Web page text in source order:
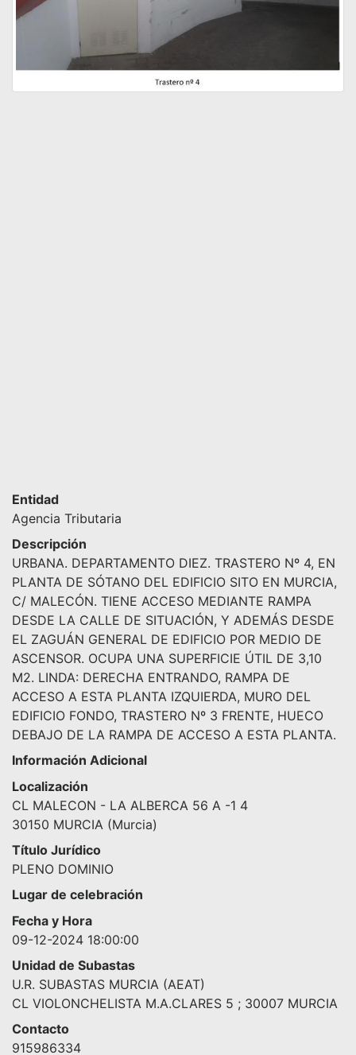
Entidad
Agencia Tributaria
Descripción
URBANA. DEPARTAMENTO DIEZ. TRASTERO Nº 4, EN
PLANTA DE SÓTANO DEL EDIFICIO SITO EN MURCIA,
C/ MALECÓN. TIENE ACCESO MEDIANTE RAMPA
DESDE LA CALLE DE SITUACIÓN, Y ADEMÁS DESDE
EL ZAGUÁN GENERAL DE EDIFICIO POR MEDIO DE
ASCENSOR. OCUPA UNA SUPERFICIE ÚTIL DE 3,10
M2. LINDA: DERECHA ENTRANDO, RAMPA DE
ACCESO A ESTA PLANTA IZQUIERDA, MURO DEL
EDIFICIO FONDO, TRASTERO Nº 3 FRENTE, HUECO
DEBAJO DE LA RAMPA DE ACCESO A ESTA PLANTA.
Información Adicional
Localización
CL MALECON - LA ALBERCA 56 A -1 4
30150 MURCIA (Murcia)
Título Jurídico
PLENO DOMINIO
Lugar de celebración
Fecha y Hora
09-12-2024 18:00:00
Unidad de Subastas
U.R. SUBASTAS MURCIA (AEAT)
CL VIOLONCHELISTA M.A.CLARES 5 ; 30007 MURCIA
Contacto
915986334